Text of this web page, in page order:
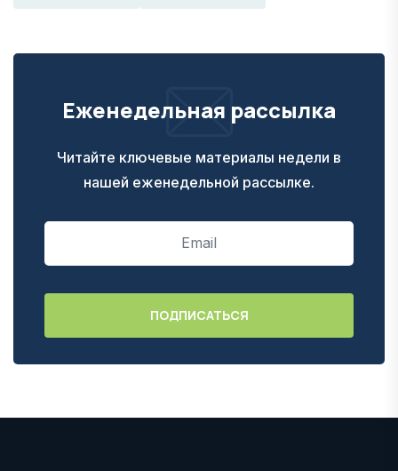
Еженедельная рассылка
Читайте ключевые материалы недели в
нашей еженедельной рассылке.